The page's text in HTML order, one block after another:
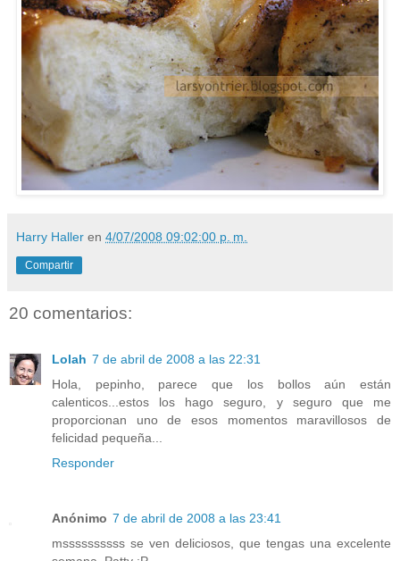
Harry Haller en 4/07/2008 09:02:00 p. m.
Compartir
20 comentarios:
Lolah 7 de abril de 2008 a las 22:31
Hola, pepinho, parece que los bollos aún están
calenticos...estos los hago seguro, y seguro que me
proporcionan uno de esos momentos maravillosos de
felicidad pequeña...
Responder
Anónimo 7 de abril de 2008 a las 23:41
mssssssssss se ven deliciosos, que tengas una excelente